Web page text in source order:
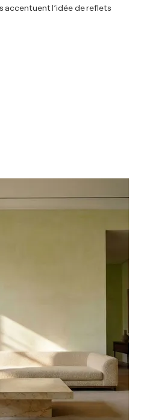
accentuent l’idée de reflets